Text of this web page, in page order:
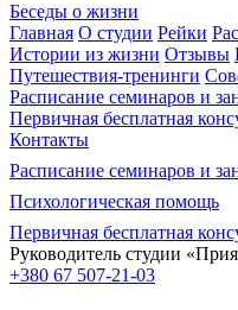
Беседы о жизни
Главная О студии Рейки
Истории из жизни Отзывы
Путешествия-тренинги
Расписание семинаров и
Первичная бесплатная
Контакты
Расписание семинаров и
Психологическая помощь
Первичная бесплатная
Руководитель студии
+380 67 507-21-03